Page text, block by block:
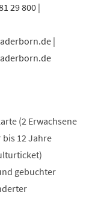
29 800 |
|
(2 Erwachsene
bis 12 Jahre
gebuchter